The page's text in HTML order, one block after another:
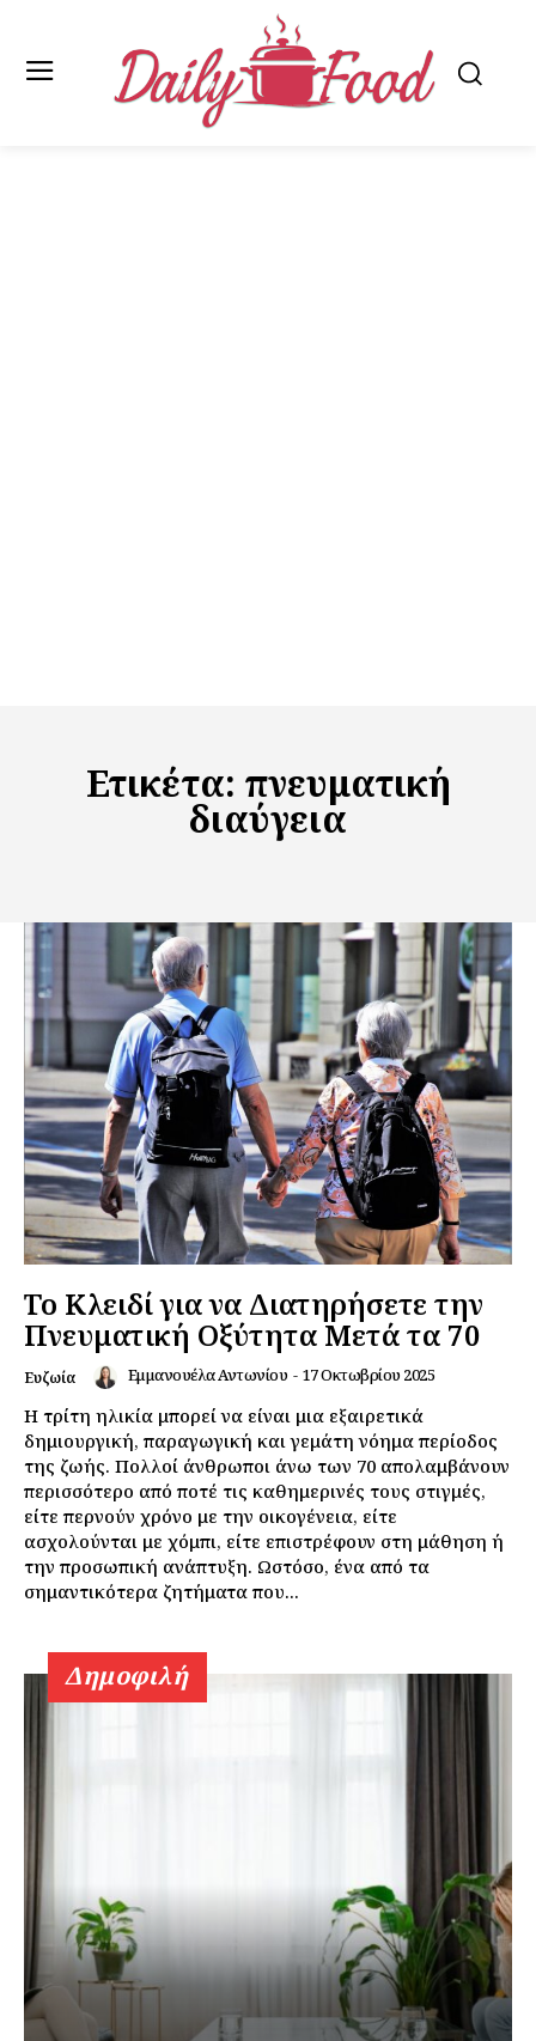
Ετικέτα: πνευματική
διαύγεια
Το Κλειδί για να Διατηρήσετε την
Πνευματική Οξύτητα Μετά τα 70
Ευζωία Εμμανουέλα Αντωνίου - 17 Οκτωβρίου 2025
Η τρίτη ηλικία μπορεί να είναι μια εξαιρετικά
δημιουργική, παραγωγική και γεμάτη νόημα περίοδος
της ζωής. Πολλοί άνθρωποι άνω των 70 απολαμβάνουν
περισσότερο από ποτέ τις καθημερινές τους στιγμές,
είτε περνούν χρόνο με την οικογένεια, είτε
ασχολούνται με χόμπι, είτε επιστρέφουν στη μάθηση ή
την προσωπική ανάπτυξη. Ωστόσο, ένα από τα
σημαντικότερα ζητήματα που...
Δημοφιλή